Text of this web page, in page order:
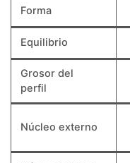
Forma
Equilibrio
Grosor del
perfil
Núcleo externo